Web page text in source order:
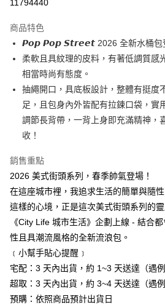
街口支付
悠遊付
AFTEE先享後付
相關說明
【關於「AFTEE先享後付」】
AFTEE先享後付是「在收到商品之後才付款
便利好安心！
２．便利：只要手機號碼，簡訊認證，即可結
３．安心：先確認商品／服務後，再付款。
【「AFTEE先享後付」結帳流程】
１．於結帳方式選擇「AFTEE先享後付」後，
２．訂單成立數日內，您將收到繳費通知簡訊
３．收到繳費通知簡訊後14天內，點擊此簡訊
ATM／網路銀行／等多元方式進行付款，方視
※ 請注意：結帳手續完成當下不需立刻繳費
購買商品的店家。未經商家同意取消之訂單仍
後付繳納相關費用。
是否繳費成功／繳費後需取消欲退款等相關疑
ATM付款
全家超取
每筆NT$80，滿NT$3,000(含以上)免運費
付款後全家取貨
每筆NT$80，滿NT$3,000(含以上)免運費
7-11超取
每筆NT$80，滿NT$3,000(含以上)免運
11794440
商品特色
𝙋𝙤𝙥 𝙋𝙤𝙥 𝙎𝙩𝙧𝙚𝙚𝙩 2026 全新水桶包
柔軟且具紋理的皮料，有著低調質感
相當時尚有態度。
抽繩開口，具底板設計，整體有挺度
足，且包身內外皆配有拉鍊口袋，實
調節長背帶，一背上身即充滿精神，
收！
銷售重點
2026 美式街頭系列，春季帥氣登場！
在這座城市裡，我追求生活的簡單與隨
這樣的心境，正是這次美式街頭系列的靈
《City Life 城市生活》企劃上線 - 結合
性且具潮流風格的全新流浪包。
﹝小幫手貼心提醒﹞
宅配：3 天內出貨，約 1~3 天送達（遇例
超取：3 天內出貨，約 3~4 天送達（遇例
預購：依照商品預計出貨日